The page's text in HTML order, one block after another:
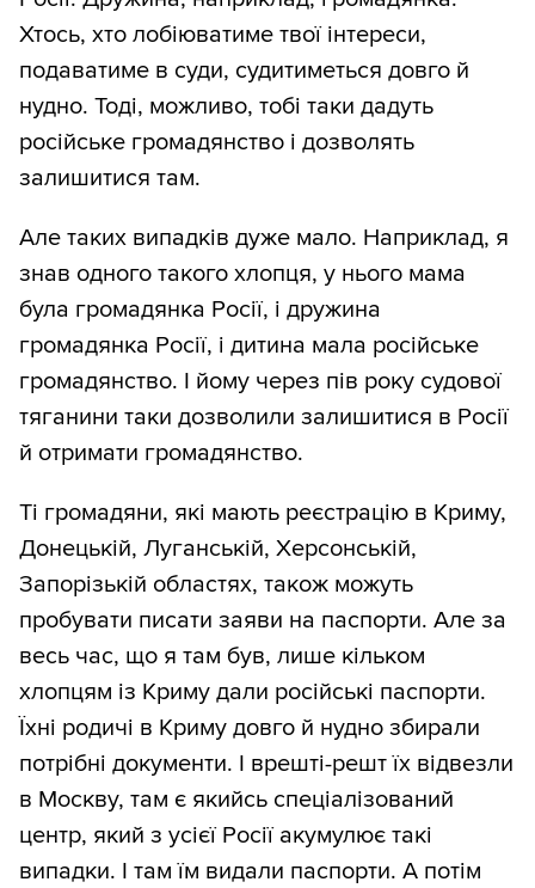
Хтось, хто лобіюватиме твої інтереси,
подаватиме в суди, судитиметься довго й
нудно. Тоді, можливо, тобі таки дадуть
російське громадянство і дозволять
залишитися там.
Але таких випадків дуже мало. Наприклад, я
знав одного такого хлопця, у нього мама
була громадянка Росії, і дружина
громадянка Росії, і дитина мала російське
громадянство. І йому через пів року судової
тяганини таки дозволили залишитися в Росії
й отримати громадянство.
Ті громадяни, які мають реєстрацію в Криму,
Донецькій, Луганській, Херсонській,
Запорізькій областях, також можуть
пробувати писати заяви на паспорти. Але за
весь час, що я там був, лише кільком
хлопцям із Криму дали російські паспорти.
Їхні родичі в Криму довго й нудно збирали
потрібні документи. І врешті-решт їх відвезли
в Москву, там є якийсь спеціалізований
центр, який з усієї Росії акумулює такі
випадки. І там їм видали паспорти. А потім